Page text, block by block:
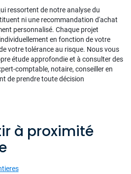
ressortent de notre analyse du
ni une recommandation d'achat
personnalisé. Chaque projet
en fonction de votre
votre tolérance au risque. Nous vous
étude approfondie et à consulter des
comptable, notaire, conseiller en
de prendre toute décision
à proximité